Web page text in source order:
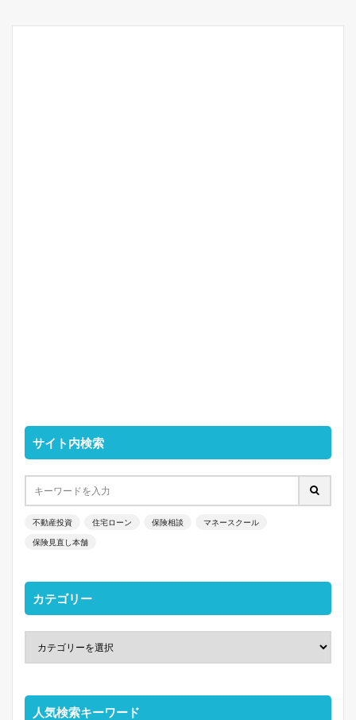
サイト内検索
不動産投資 住宅ローン 保険相談 マネースクール
保険見直し本舗
カテゴリー
人気検索キーワード